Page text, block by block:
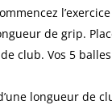
de grip.
club. Vos 5
longueur de